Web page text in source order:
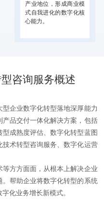
产业地位，形成商业模
式自我进化的数字化核
心能力。
咨询服务概述
企业数字化转型落地深厚能力
品交付一体化解决方案，包括
成熟度评估、数字化转型蓝图
术转型咨询服务、数字化运营
方方面面，从根本上解决企业
帮助企业将数字化转型的系统
化业务增长新模式。